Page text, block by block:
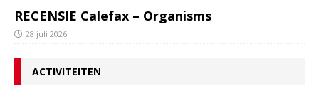
RECENSIE Calefax – Organisms
28 juli 2026
ACTIVITEITEN